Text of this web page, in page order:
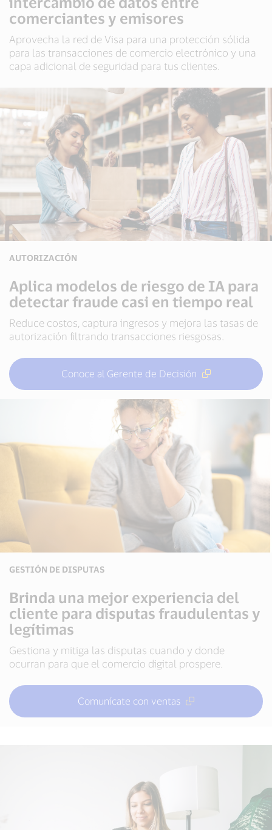
comerciantes y emisores
Aprovecha la red de Visa para una protección sólida
para las transacciones de comercio electrónico y una
capa adicional de seguridad para tus clientes.
AUTORIZACIÓN
Aplica modelos de riesgo de IA para
detectar fraude casi en tiempo real
Reduce costos, captura ingresos y mejora las tasas de
autorización filtrando transacciones riesgosas.
Conoce al Gerente de Decisión
GESTIÓN DE DISPUTAS
Brinda una mejor experiencia del
cliente para disputas fraudulentas y
legítimas
Gestiona y mitiga las disputas cuando y donde
ocurran para que el comercio digital prospere.
Comunícate con ventas